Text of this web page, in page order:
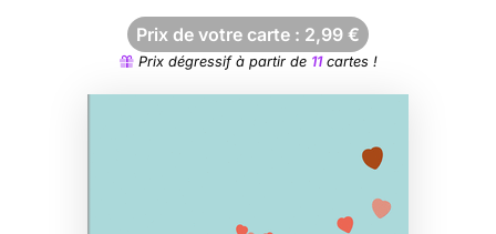
Prix de votre carte : 2,99 €
Prix dégressif à partir de 11cartes !